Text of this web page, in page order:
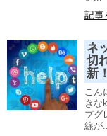
記事
ネ
切
新！
こん
きな
プグ
線が...